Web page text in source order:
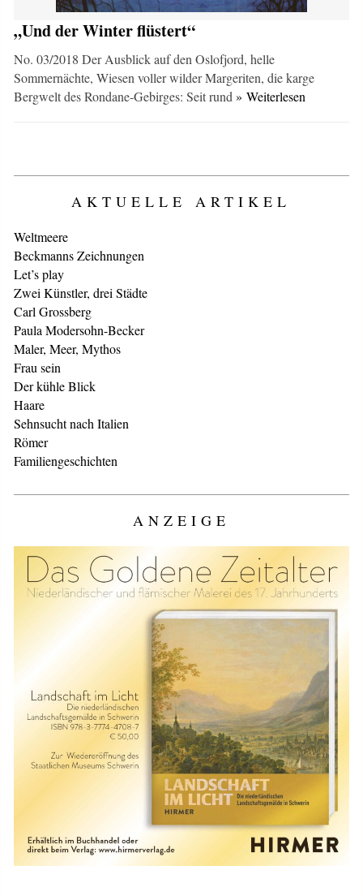
„Und der Winter flüstert“
No. 03/2018 Der Ausblick auf den Oslofjord, helle
Sommernächte, Wiesen voller wilder Margeriten, die karge
Bergwelt des Rondane-Gebirges: Seit rund» Weiterlesen
AKTUELLE ARTIKEL
Weltmeere
Beckmanns Zeichnungen
Let’s play
Zwei Künstler, drei Städte
Carl Grossberg
Paula Modersohn-Becker
Maler, Meer, Mythos
Frau sein
Der kühle Blick
Haare
Sehnsucht nach Italien
Römer
Familiengeschichten
ANZEIGE